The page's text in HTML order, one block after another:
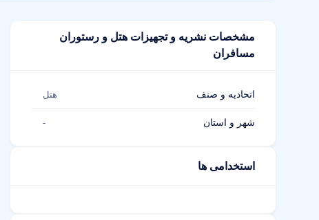
مشخصات نشریه و تجهیزات هتل و رستوران
مسافران
اتحادیه و صنف هتل
شهر و استان -
استخدامی ها